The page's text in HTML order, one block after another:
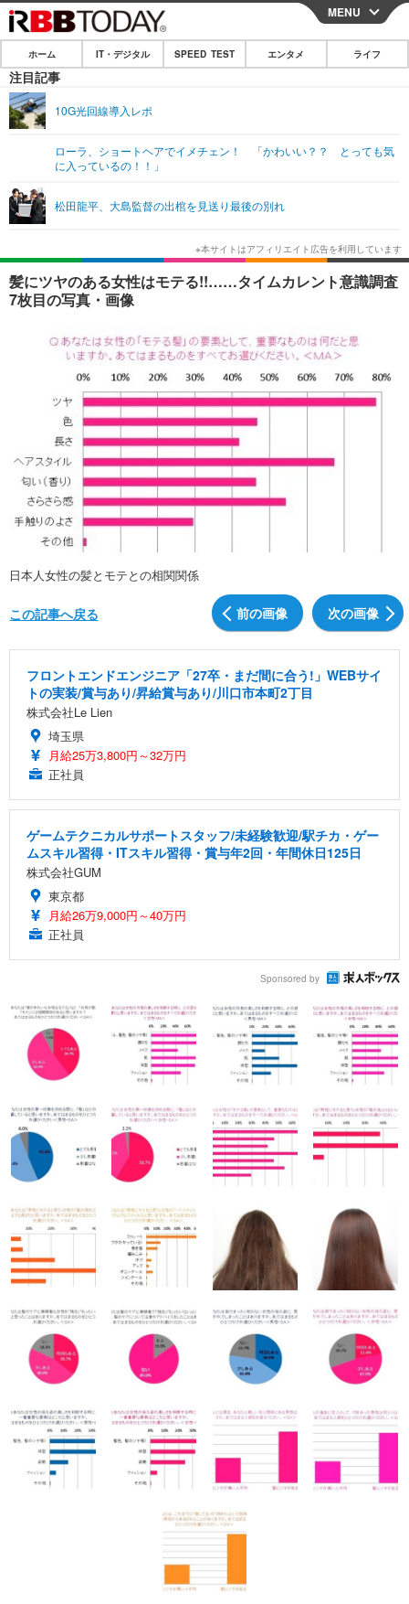
CLOSE
ホーム
IT・デジタル
ネタ
ショッピング
エンタメTOP 映画・ドラマ
韓国・芸能
音楽 スポーツ
ショッピング その他
ライフ
ライフTOP グルメ
ペット ショッピング
リリース一覧
プッシュ通知の停止方法
MENU
ホーム IT・デジタル SPEED TEST エンタメ ライフ
注目記事
10G光回線導入レポ
ローラ、ショートヘアでイメチェン！ 「かわいい？？ とっても気
に入っているの！！」
松田龍平、大島監督の出棺を見送り最後の別れ
髪にツヤのある女性はモテる!!……タイムカレント意識調査
7枚目の写真・画像
日本人女性の髪とモテとの相関関係
前の画像 次の画像
この記事へ戻る
フロントエンドエンジニア「27卒・まだ間に合う!」WEBサイ
トの実装/賞与あり/昇給賞与あり/川口市本町2丁目
株式会社Le Lien
埼玉県
月給25万3,800円～32万円
正社員
ゲームテクニカルサポートスタッフ/未経験歓迎/駅チカ・ゲー
ムスキル習得・ITスキル習得・賞与年2回・年間休日125日
株式会社GUM
東京都
月給26万9,000円～40万円
正社員
Sponsored by